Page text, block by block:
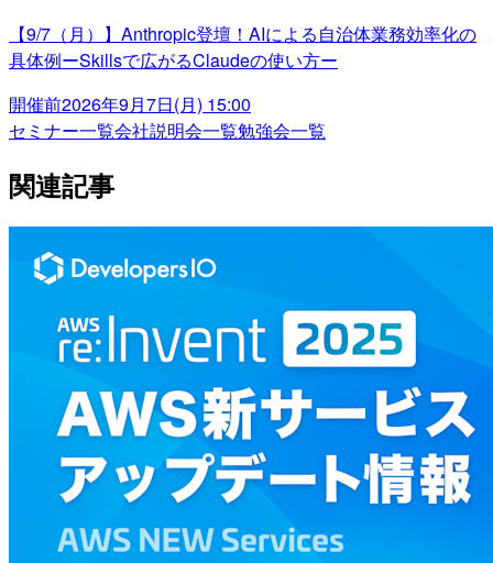
【9/7（月）】Anthropic登壇！AIによる自治体業務効率化の
具体例ーSkillsで広がるClaudeの使い方ー
開催前2026年9月7日(月) 15:00
セミナー一覧会社説明会一覧勉強会一覧
関連記事